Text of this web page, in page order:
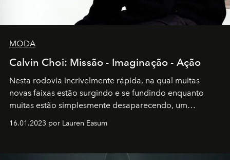
MODA
Calvin Choi: Missão - Imaginação - Ação
Nesta rodovia incrivelmente rápida, na qual muitas
novas faixas estão surgindo e se fundindo enquanto
muitas estão simplesmente desaparecendo, um
transportador AMTD abrindo caminho para muitos
por propósitos, com um claro senso de missão na vida e
16.01.2023 por Lauren Easum